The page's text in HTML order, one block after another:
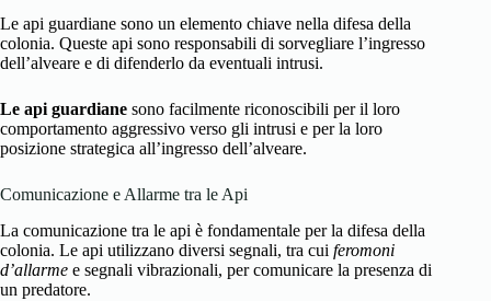
Le api guardiane sono un elemento chiave nella difesa della
colonia. Queste api sono responsabili di sorvegliare l’ingresso
dell’alveare e di difenderlo da eventuali intrusi.
Le api guardiane sono facilmente riconoscibili per il loro
comportamento aggressivo verso gli intrusi e per la loro
posizione strategica all’ingresso dell’alveare.
Comunicazione e Allarme tra le Api
La comunicazione tra le api è fondamentale per la difesa della
colonia. Le api utilizzano diversi segnali, tra cui feromoni
d’allarme e segnali vibrazionali, per comunicare la presenza di
un predatore.